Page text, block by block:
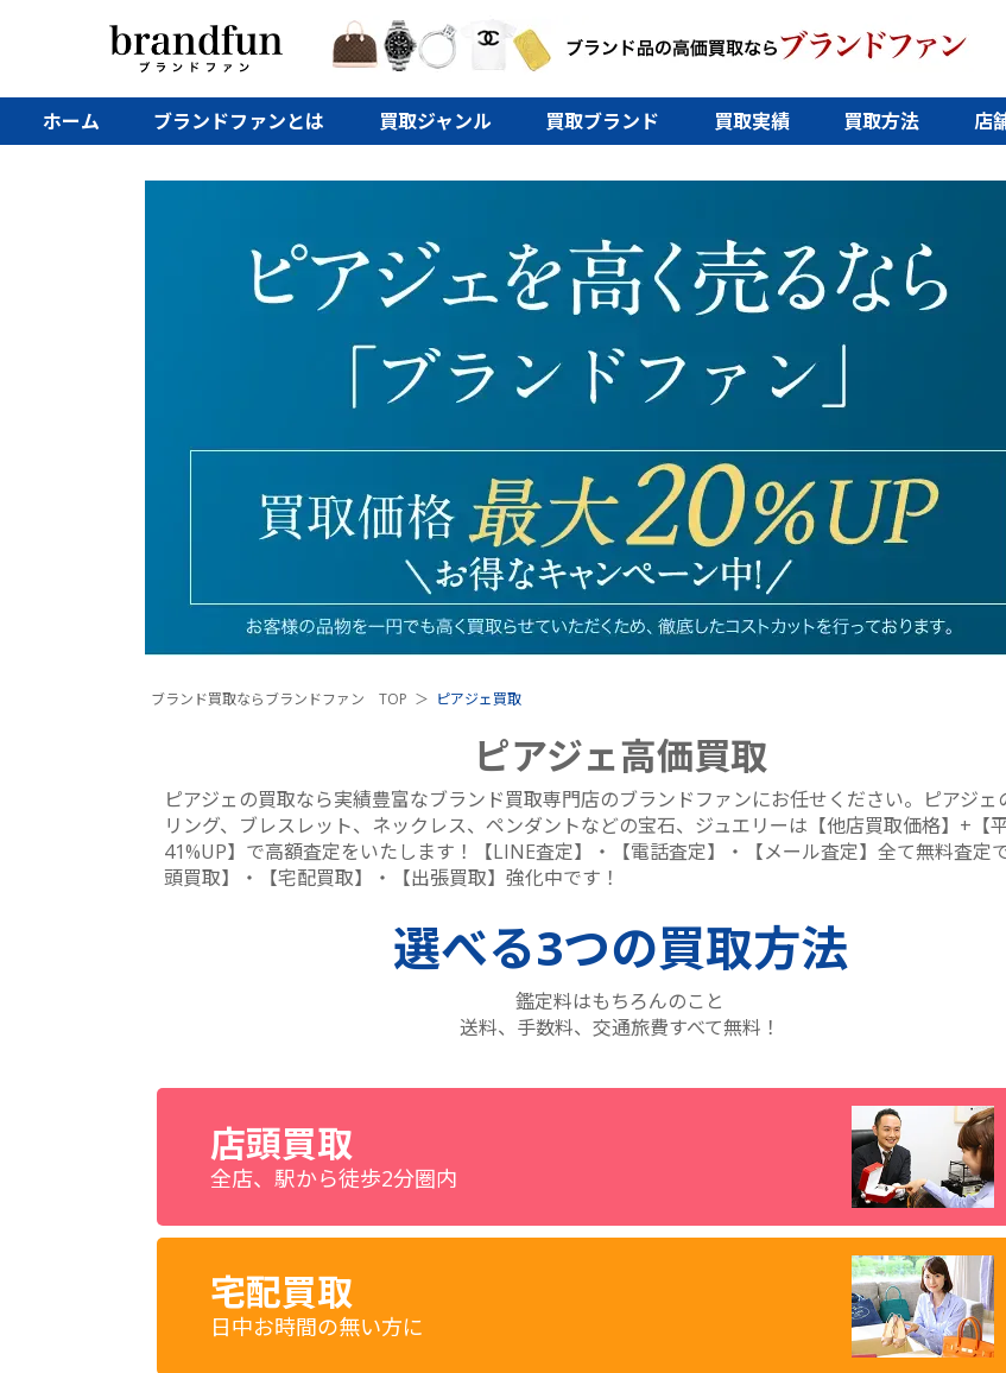
ホーム ブランドファンとは 買取ジャンル 買取ブランド 買取実績 買取方法 店
ブランド買取ならブランドファン TOP ピアジェ買取
ピアジェ高価買取
ピアジェの買取なら実績豊富なブランド買取専門店のブランドファンにお任せください。ピアジェ
リング、ブレスレット、ネックレス、ペンダントなどの宝石、ジュエリーは【他店買取価格】+【
41%UP】で高額査定をいたします！【LINE査定】・【電話査定】・【メール査定】全て無料査定
頭買取】・【宅配買取】・【出張買取】強化中です！
選べる3つの買取方法
鑑定料はもちろんのこと
送料、手数料、交通旅費すべて無料！
店頭買取
全店、駅から徒歩2分圏内
宅配買取
日中お時間の無い方に